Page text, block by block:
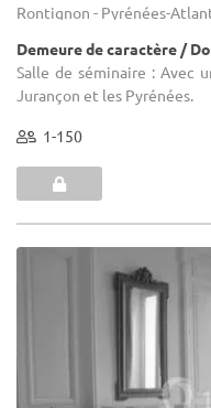
Rontignon - Pyrénées-
Demeure de caractère /
Salle de séminaire : Avec
Jurançon et les Pyrénées.
1-150